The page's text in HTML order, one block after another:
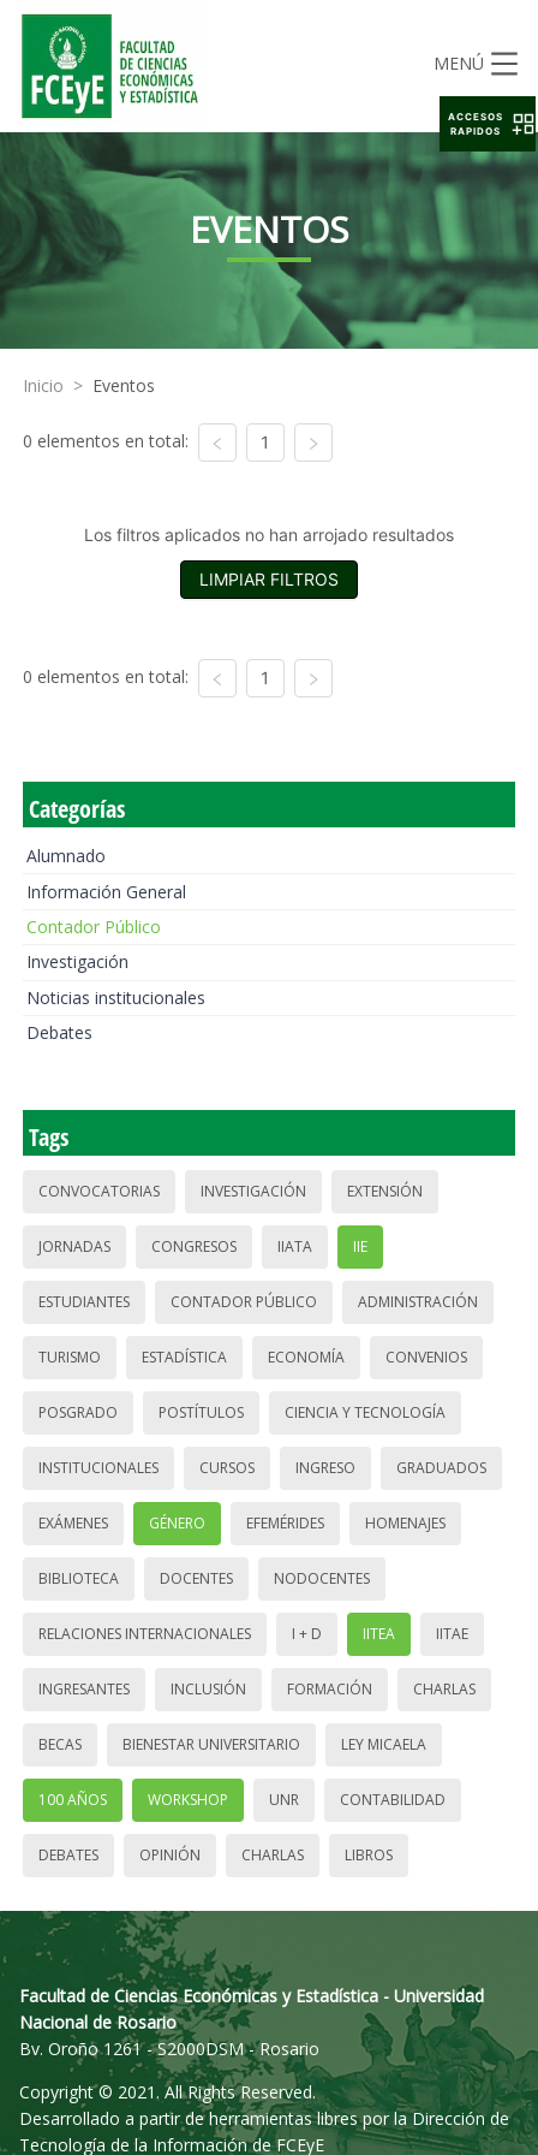
MENÚ
EVENTOS
Inicio > Eventos
0 elementos en total: 1
Los filtros aplicados no han arrojado resultados
LIMPIAR FILTROS
0 elementos en total: 1
Categorías
Alumnado
Información General
Contador Público
Investigación
Noticias institucionales
Debates
Tags
CONVOCATORIAS INVESTIGACIÓN EXTENSIÓN
JORNADAS CONGRESOS IIATA IIE
ESTUDIANTES CONTADOR PÚBLICO ADMINISTRACIÓN
TURISMO ESTADÍSTICA ECONOMÍA CONVENIOS
POSGRADO POSTÍTULOS CIENCIA Y TECNOLOGÍA
INSTITUCIONALES CURSOS INGRESO GRADUADOS
EXÁMENES GÉNERO EFEMÉRIDES HOMENAJES
BIBLIOTECA DOCENTES NODOCENTES
RELACIONES INTERNACIONALES I + D IITEA IITAE
INGRESANTES INCLUSIÓN FORMACIÓN CHARLAS
BECAS BIENESTAR UNIVERSITARIO LEY MICAELA
100 AÑOS WORKSHOP UNR CONTABILIDAD
DEBATES OPINIÓN CHARLAS LIBROS
Facultad de Ciencias Económicas y Estadística - Universidad
Nacional de Rosario
Bv. Oroño 1261 - S2000DSM - Rosario
Copyright © 2021. All Rights Reserved.
Desarrollado a partir de herramientas libres por la Dirección de
Tecnología de la Información de FCEyE
ACCESOS
RAPIDOS